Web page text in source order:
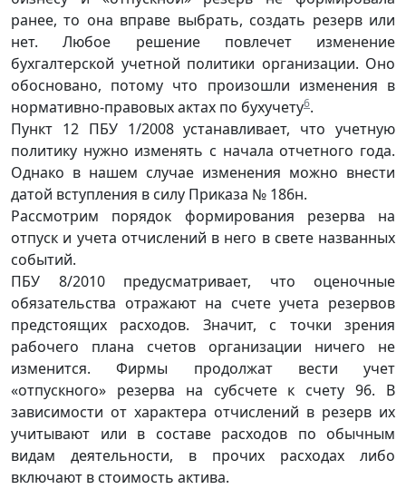
ранее, то она вправе выбрать, создать резерв или
нет. Любое решение повлечет изменение
бухгалтерской учетной политики организации. Оно
обосновано, потому что произошли измене­ния в
нормативно-правовых актах по бухучету6.
Пункт 12 ПБУ 1/2008 устанавливает, что учетную
политику нужно изменять с начала отчетного года.
Однако в нашем случае изменения можно внести
датой вступления в силу Приказа № 186н.
Рассмотрим порядок формирования резерва на
отпуск и учета отчислений в него в свете названных
событий.
ПБУ 8/2010 предусматривает, что оценочные
обязательства отражают на счете учета резервов
предстоящих расходов. Значит, с точки зрения
рабочего плана счетов организации ничего не
изменится. Фирмы продолжат вести учет
«отпускного» резерва на субсчете к счету 96. В
зависимости от характера отчислений в резерв их
учитывают или в составе расходов по обычным
видам деятельности, в прочих расходах либо
включают в стоимость актива.